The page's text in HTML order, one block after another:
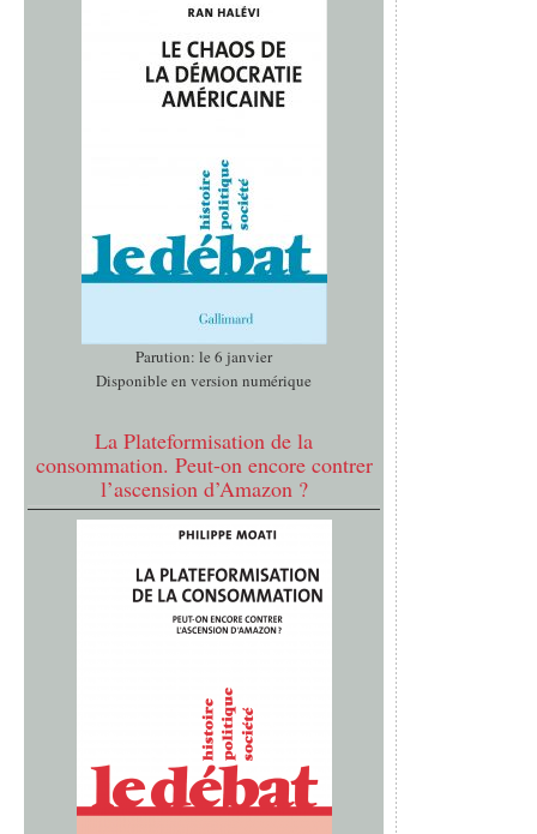
Parution: le 6 janvier
Disponible en version numérique
La Plateformisation de la
consommation. Peut-on encore contrer
l’ascension d’Amazon ?